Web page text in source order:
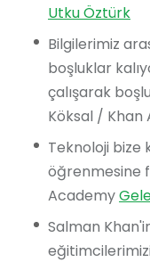
Utku Öztürk
Bilgilerimiz
boşluklar
çalışarak
Köksal / Khan
Teknoloji bize
öğrenmesine
Academy
Salman